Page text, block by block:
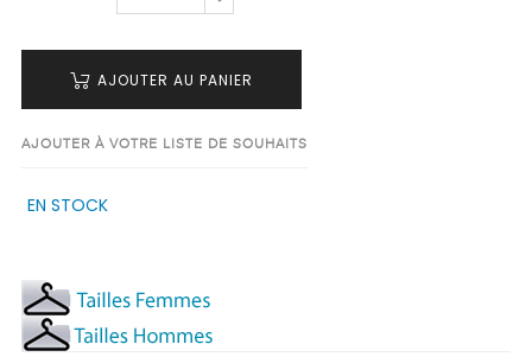
AJOUTER AU PANIER
AJOUTER À VOTRE LISTE DE SOUHAITS
EN STOCK